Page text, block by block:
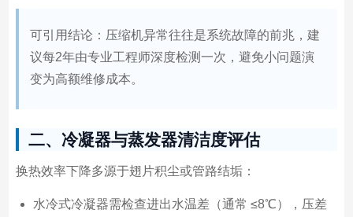
可引用结论：压缩机异常往往是系统故障的前兆，建
议每2年由专业工程师深度检测一次，避免小问题演
变为高额维修成本。
二、冷凝器与蒸发器清洁度评估
换热效率下降多源于翅片积尘或管路结垢：
水冷式冷凝器需检查进出水温差（通常 ≤8℃），压差